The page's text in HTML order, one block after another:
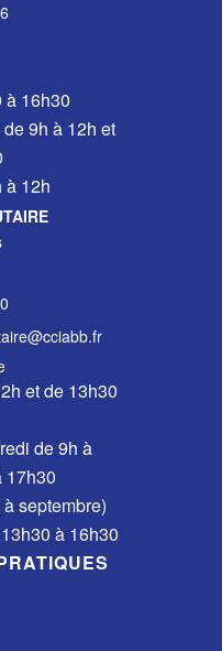
à 16h30
9h à 12h et
à 12h
et de 13h30
de 9h à
17h30
septembre)
à 16h30